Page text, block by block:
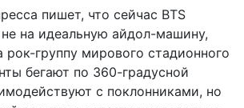
пишет, что сейчас BTS
на идеальную айдол-машину,
рок-группу мирового стадионного
бегают по 360-градусной
с поклонниками, но